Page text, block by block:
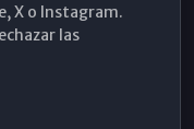
X o Instagram.
las